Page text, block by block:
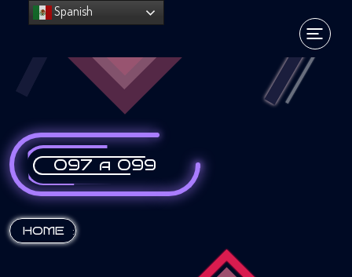
097 a 099
HOME :
Spanish